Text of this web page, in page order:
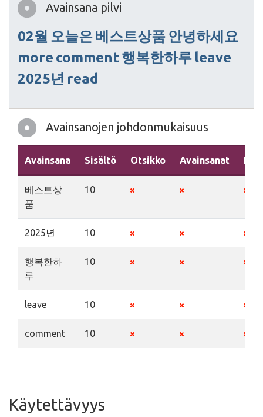
Avainsana pilvi
02월 오늘은베스트상품 안녕하세요
more comment행복한하루 leave
2025년 read
Avainsanojen johdonmukaisuus
Avainsana Sisältö Otsikko Avainsanat
베스트상
품
10
2025년 10
행복한하
루
10
leave 10
comment 10
Käytettävyys